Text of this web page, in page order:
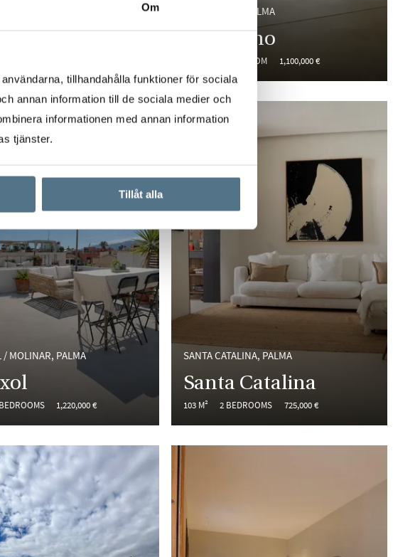
Om
tillhandahålla funktioner för sociala
annan information till de sociala medier och
informationen med annan information
tjänster.
Tillåt alla
PALMA EL TERRENO, PALMA
El Terreno
1 BEDROOM 1,100,000 €
/ MOLINAR, PALMA
1,220,000 €
SANTA CATALINA, PALMA
Santa Catalina
103 M² 2 BEDROOMS 725,000 €